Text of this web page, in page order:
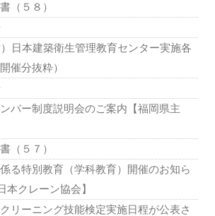
（５８）
日本建築衛生管理教育センター実施各
催分抜粋）
バー制度説明会のご案内【福岡県主
（５７）
る特別教育（学科教育）開催のお知ら
本クレーン協会】
リーニング技能検定実施日程が公表さ